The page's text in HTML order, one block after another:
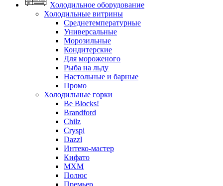
Холодильное оборудование
Холодильные витрины
Среднетемпературные
Универсальные
Морозильные
Кондитерские
Для мороженого
Рыба на льду
Настольные и барные
Промо
Холодильные горки
Be Blocks!
Brandford
Chilz
Cryspi
Dazzl
Интеко-мастер
Кифато
МХМ
Полюс